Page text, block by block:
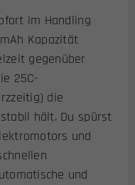
im Handling
Kapazität
gegenüber
25C-
die
hält. Du spürst
und
und